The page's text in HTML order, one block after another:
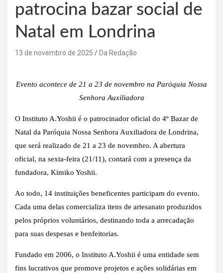
patrocina bazar social de
Natal em Londrina
13 de novembro de 2025 Da Redação
Evento acontece de 21 a 23 de novembro na Paróquia Nossa
Senhora Auxiliadora
O Instituto A.Yoshii é o patrocinador oficial do 4º Bazar de
Natal da Paróquia Nossa Senhora Auxiliadora de Londrina,
que será realizado de 21 a 23 de novembro. A abertura
oficial, na sexta-feira (21/11), contará com a presença da
fundadora, Kimiko Yoshii.
Ao todo, 14 instituições beneficentes participam do evento.
Cada uma delas comercializa itens de artesanato produzidos
pelos próprios voluntários, destinando toda a arrecadação
para suas despesas e benfeitorias.
Fundado em 2006, o Instituto A.Yoshii é uma entidade sem
fins lucrativos que promove projetos e ações solidárias em